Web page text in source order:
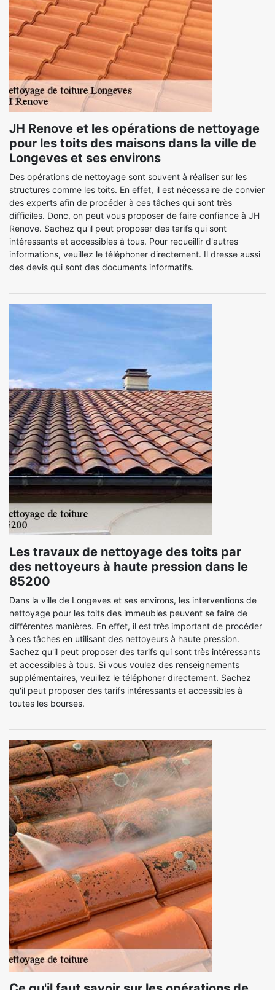
JH Renove et les opérations de nettoyage
pour les toits des maisons dans la ville de
Longeves et ses environs
Des opérations de nettoyage sont souvent à réaliser sur les
structures comme les toits. En effet, il est nécessaire de convier
des experts afin de procéder à ces tâches qui sont très
difficiles. Donc, on peut vous proposer de faire confiance à JH
Renove. Sachez qu'il peut proposer des tarifs qui sont
intéressants et accessibles à tous. Pour recueillir d'autres
informations, veuillez le téléphoner directement. Il dresse aussi
des devis qui sont des documents informatifs.
Les travaux de nettoyage des toits par
des nettoyeurs à haute pression dans le
85200
Dans la ville de Longeves et ses environs, les interventions de
nettoyage pour les toits des immeubles peuvent se faire de
différentes manières. En effet, il est très important de procéder
à ces tâches en utilisant des nettoyeurs à haute pression.
Sachez qu'il peut proposer des tarifs qui sont très intéressants
et accessibles à tous. Si vous voulez des renseignements
supplémentaires, veuillez le téléphoner directement. Sachez
qu'il peut proposer des tarifs intéressants et accessibles à
toutes les bourses.